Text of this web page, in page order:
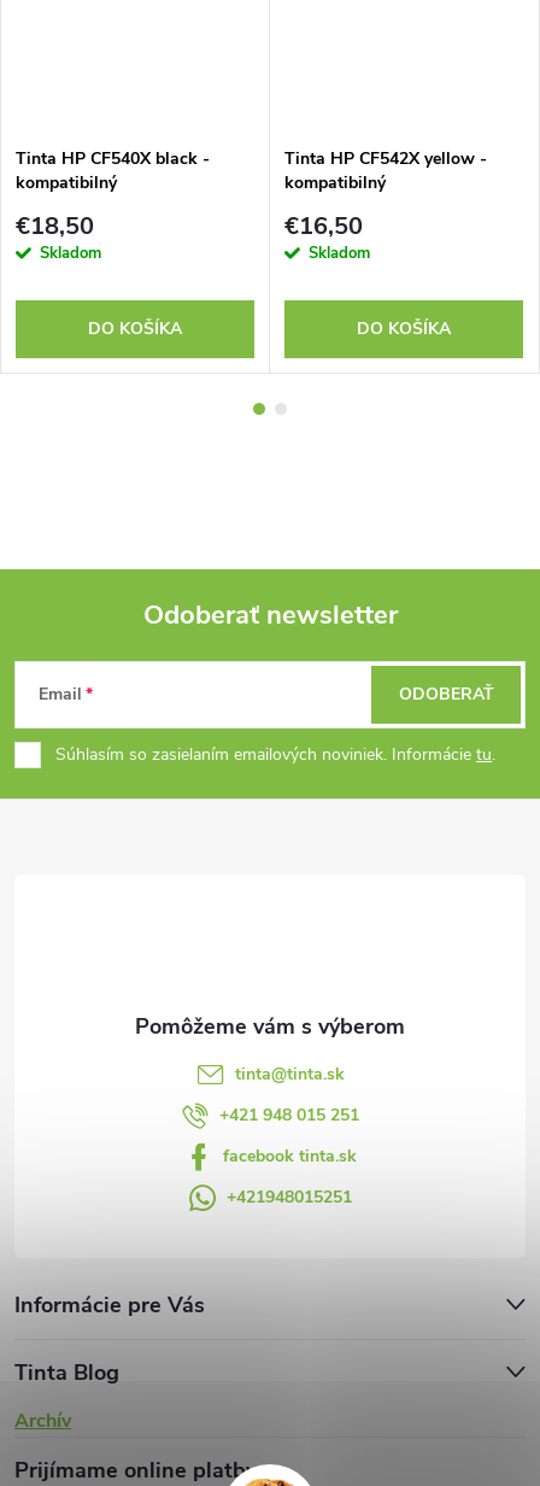
Tinta HP CF540X black -
kompatibilný
€18,50
Skladom
DO KOŠÍKA
Tinta HP CF542X yellow -
kompatibilný
€16,50
Skladom
DO KOŠÍKA
Z
á
p
Odoberať newsletter
Email
Súhlasím so zasielaním emailových noviniek. Informácie tu.
ODOBERAŤ
tinta@tinta.sk
+421 948 015 251
facebook tinta.sk
+421948015251
Informácie pre Vás
Tinta Blog
Archív
Prijímame online platby